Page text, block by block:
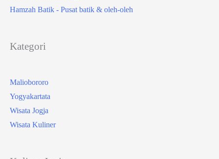
Hamzah Batik - Pusat batik & oleh-oleh
Kategori
Maliobororo
Yogyakartata
Wisata Jogja
Wisata Kuliner